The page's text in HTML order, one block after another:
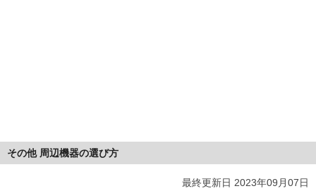
その他 周辺機器の選び方
最終更新日 2023年09月07日